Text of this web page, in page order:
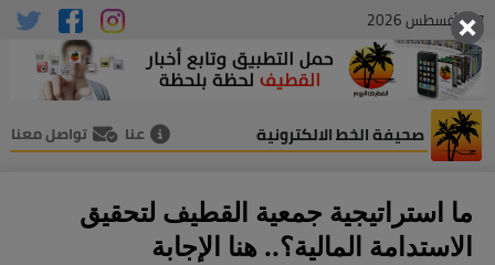
07 , أغسطس 2026
صحيفة الخط الالكترونية عنا تواصل معنا
ما استراتيجية جمعية القطيف لتحقيق
الاستدامة المالية؟.. هنا الإجابة